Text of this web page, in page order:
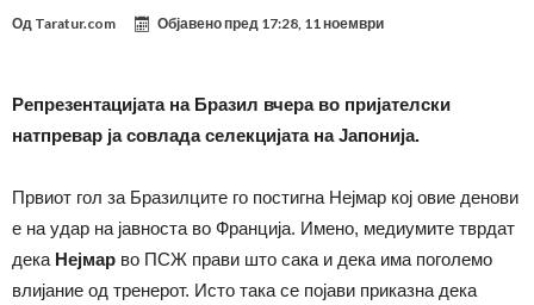
Од Taratur.com Објавено пред 17:28, 11 ноември
Репрезентацијата на Бразил вчера во пријателски
натпревар ја совлада селекцијата на Јапонија.
Првиот гол за Бразилците го постигна Нејмар кој овие денови
е на удар на јавноста во Франција. Имено, медиумите тврдат
дека Нејмар во ПСЖ прави што сака и дека има поголемо
влијание од тренерот. Исто така се појави приказна дека